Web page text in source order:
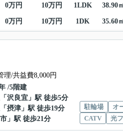
0万円 10万円 1LDK 38.90
0万円 10万円 1DK 35.60
理/共益費8,000円
/5階建
「 沢良宜 」駅 徒歩5分
「 摂津 」駅 徒歩19分
」駅 徒歩21分
駐輪場 オ
CATV
光